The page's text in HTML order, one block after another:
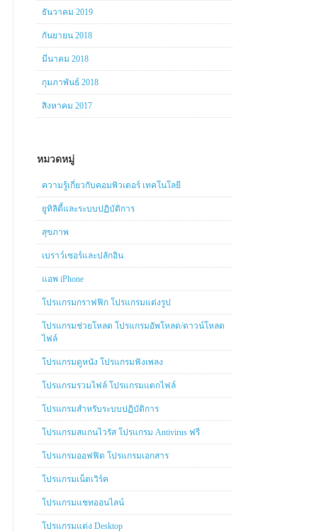
ธันวาคม 2019
กันยายน 2018
มีนาคม 2018
กุมภาพันธ์ 2018
สิงหาคม 2017
หมวดหมู่
ความรู้เกี่ยวกับคอมพิวเตอร์ เทคโนโลยี
ยูทิลิตี้และระบบปฏิบัติการ
สุขภาพ
เบราว์เซอร์และปลักอิน
แอพ iPhone
โปรแกรมกราฟฟิก โปรแกรมแต่งรูป
โปรแกรมช่วยโหลด โปรแกรมอัพโหลด/ดาวน์โหลด
ไฟล์
โปรแกรมดูหนัง โปรแกรมฟังเพลง
โปรแกรมรวมไฟล์ โปรแกรมแตกไฟล์
โปรแกรมสำหรับระบบปฏิบัติการ
โปรแกรมสแกนไวรัส โปรแกรม Antivirus ฟรี
โปรแกรมออฟฟิต โปรแกรมเอกสาร
โปรแกรมเน็ตเวิร์ค
โปรแกรมแชทออนไลน์
โปรแกรมแต่ง Desktop